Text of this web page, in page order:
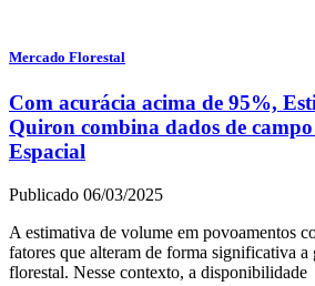
Mercado Florestal
Com acurácia acima de 95%,
Quiron combina dados de
Espacial
Publicado 06/03/2025
A estimativa de volume em povoamentos
fatores que alteram de forma significativa a
florestal. Nesse contexto, a disponibilidade